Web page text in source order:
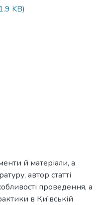
KB)
й матеріали, а
автор статті
проведення, а
в Київській